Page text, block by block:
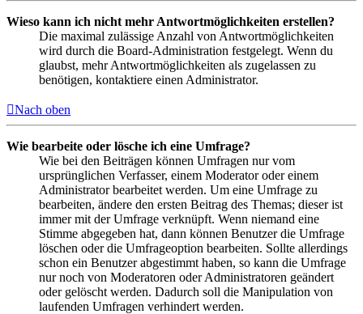
Wieso kann ich nicht mehr Antwortmöglichkeiten erstellen?
Die maximal zulässige Anzahl von Antwortmöglichkeiten
wird durch die Board-Administration festgelegt. Wenn du
glaubst, mehr Antwortmöglichkeiten als zugelassen zu
benötigen, kontaktiere einen Administrator.
Nach oben
Wie bearbeite oder lösche ich eine Umfrage?
Wie bei den Beiträgen können Umfragen nur vom
ursprünglichen Verfasser, einem Moderator oder einem
Administrator bearbeitet werden. Um eine Umfrage zu
bearbeiten, ändere den ersten Beitrag des Themas; dieser ist
immer mit der Umfrage verknüpft. Wenn niemand eine
Stimme abgegeben hat, dann können Benutzer die Umfrage
löschen oder die Umfrageoption bearbeiten. Sollte allerdings
schon ein Benutzer abgestimmt haben, so kann die Umfrage
nur noch von Moderatoren oder Administratoren geändert
oder gelöscht werden. Dadurch soll die Manipulation von
laufenden Umfragen verhindert werden.